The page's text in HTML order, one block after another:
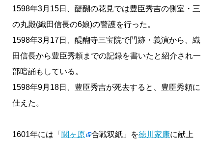
1598年3月15日、醍醐の花見では豊臣秀吉の側室・三
の丸殿(織田信長の6娘)の警護を行った。
1598年3月17日、醍醐寺三宝院で門跡・義演から、織
田信長から豊臣秀頼までの記録を書いたと紹介され一
部暗誦もしている。
1598年9月18日、豊臣秀吉が死去すると、豊臣秀頼に
仕えた。
1601年には「 関ヶ原 合戦双紙」を徳川家康に献上